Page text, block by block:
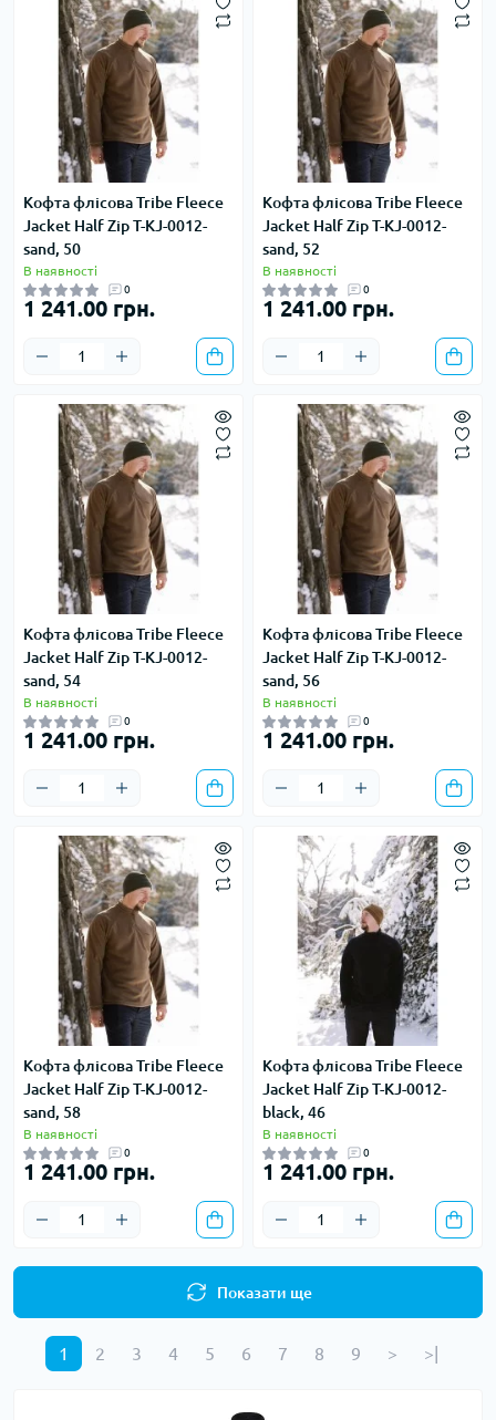
Кофта флісова Tribe Fleece
Jacket Half Zip T-KJ-0012-
sand, 50
В наявності
0
1 241.00 грн.
Кофта флісова Tribe Fleece
Jacket Half Zip T-KJ-0012-
sand, 52
В наявності
0
1 241.00 грн.
Кофта флісова Tribe Fleece
Jacket Half Zip T-KJ-0012-
sand, 54
В наявності
0
1 241.00 грн.
Кофта флісова Tribe Fleece
Jacket Half Zip T-KJ-0012-
sand, 56
В наявності
0
1 241.00 грн.
Кофта флісова Tribe Fleece
Jacket Half Zip T-KJ-0012-
sand, 58
В наявності
0
1 241.00 грн.
Кофта флісова Tribe Fleece
Jacket Half Zip T-KJ-0012-
black, 46
В наявності
0
1 241.00 грн.
Показати ще
1 2 3 4 5 6 7 8 9 > >|